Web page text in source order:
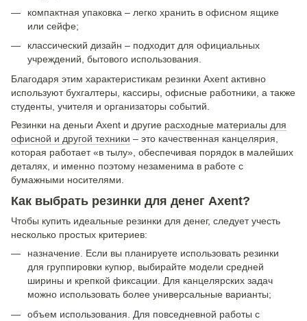
компактная упаковка – легко хранить в офисном ящике
или сейфе;
классический дизайн – подходит для официальных
учреждений, бытового использования.
Благодаря этим характеристикам резинки Axent активно
используют бухгалтеры, кассиры, офисные работники, а также
студенты, учителя и организаторы событий.
Резинки на деньги Axent и другие расходные материалы для
офисной и другой техники – это качественная канцелярия,
которая работает «в тылу», обеспечивая порядок в малейших
деталях, и именно поэтому незаменима в работе с
бумажными носителями.
Как выбрать резинки для денег Axent?
Чтобы купить идеальные резинки для денег, следует учесть
несколько простых критериев:
назначение. Если вы планируете использовать резинки
для группировки купюр, выбирайте модели средней
ширины и крепкой фиксации. Для канцелярских задач
можно использовать более универсальные варианты;
объем использования. Для повседневной работы с